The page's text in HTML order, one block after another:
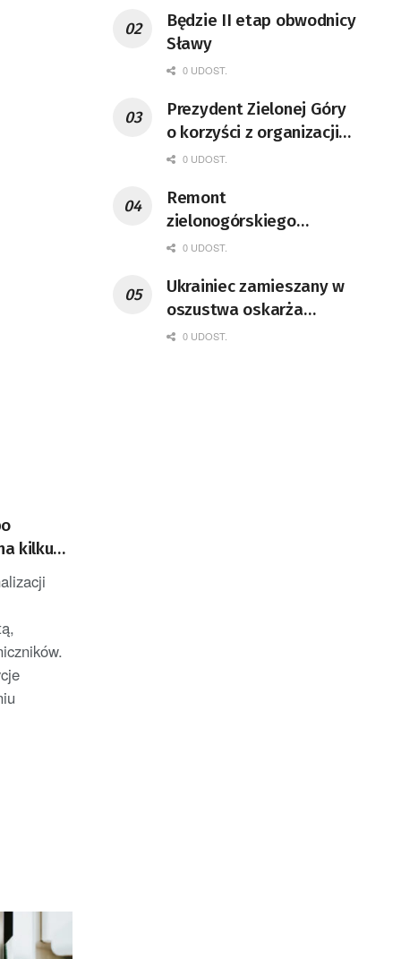
kilku
Będzie II etap obwodnicy
Sławy
0 UDOST.
Prezydent Zielonej Góry
o korzyści z organizacji
mety Tour de Pologne
0 UDOST.
Remont
zielonogórskiego
deptaka zgodnie z
0 UDOST.
Ukrainiec zamieszany w
oszustwa oskarża
policjantów o pobicie
0 UDOST.